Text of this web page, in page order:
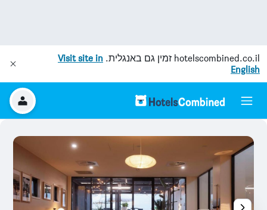
hotelscombined.co.il זמין גם באנגלית. Visit site in
English